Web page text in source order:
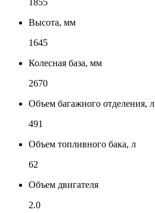
1855
Высота, мм
1645
Колесная база, мм
2670
Объем багажного отделения, л
491
Объем топливного бака, л
62
Объем двигателя
2.0